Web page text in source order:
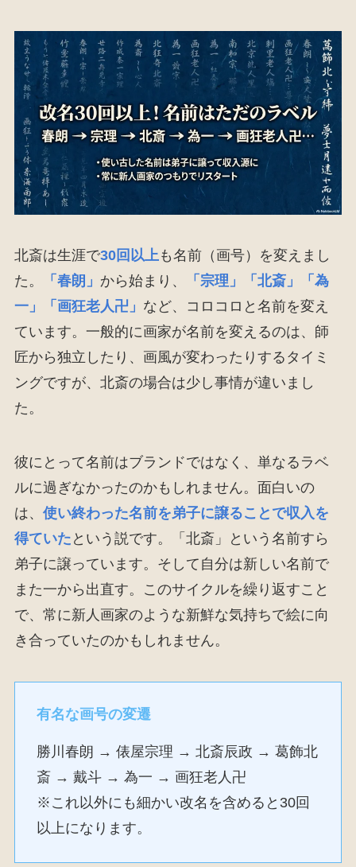
北斎は生涯で30回以上も名前（画号）を変えまし
た。
「春朗」 から始まり、
「宗理」「北斎」「為
一」「画狂老人卍」 など、コロコロと名前を変え
ています。一般的に画家が名前を変えるのは、師
匠から独立したり、画風が変わったりするタイミ
ングですが、北斎の場合は少し事情が違いまし
た。
彼にとって名前はブランドではなく、単なるラベ
ルに過ぎなかったのかもしれません。面白いの
は、 使い終わった名前を弟子に譲ることで収入を
得ていた という説です。「北斎」という名前すら
弟子に譲っています。そして自分は新しい名前で
また一から出直す。このサイクルを繰り返すこと
で、常に新人画家のような新鮮な気持ちで絵に向
き合っていたのかもしれません。
有名な画号の変遷
勝川春朗 → 俵屋宗理 → 北斎辰政 → 葛飾北
斎 → 戴斗 → 為一 → 画狂老人卍
※これ以外にも細かい改名を含めると30回
以上になります。